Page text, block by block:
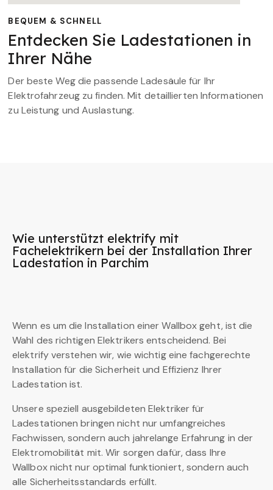
BEQUEM & SCHNELL
Entdecken Sie Ladestationen in
Ihrer Nähe
Der beste Weg die passende Ladesäule für Ihr
Elektrofahrzeug zu finden. Mit detaillierten Informationen
zu Leistung und Auslastung.
Wie unterstützt elektrify mit
Fachelektrikern bei der Installation Ihrer
Ladestation in Parchim
Wenn es um die Installation einer Wallbox geht, ist die
Wahl des richtigen Elektrikers entscheidend. Bei
elektrify verstehen wir, wie wichtig eine fachgerechte
Installation für die Sicherheit und Effizienz Ihrer
Ladestation ist.
Unsere speziell ausgebildeten Elektriker für
Ladestationen bringen nicht nur umfangreiches
Fachwissen, sondern auch jahrelange Erfahrung in der
Elektromobilität mit. Wir sorgen dafür, dass Ihre
Wallbox nicht nur optimal funktioniert, sondern auch
alle Sicherheitsstandards erfüllt.